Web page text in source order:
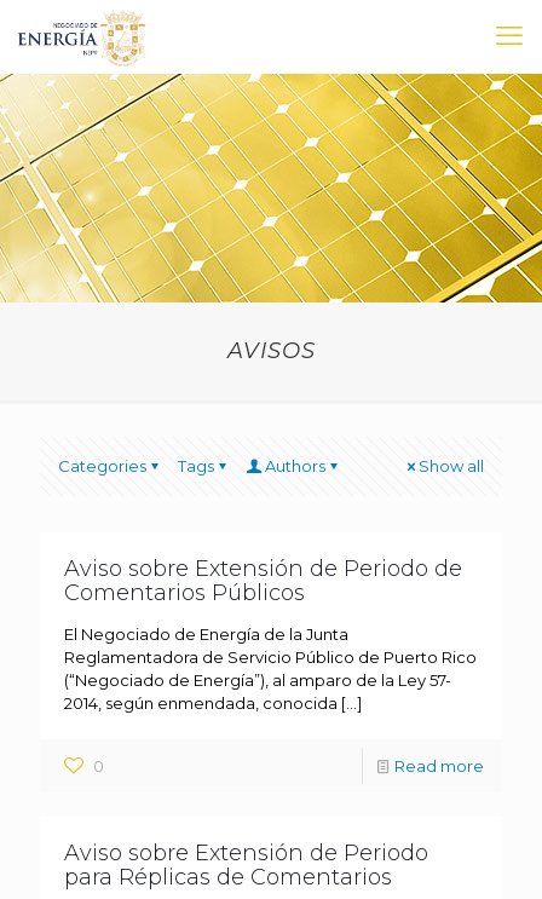
AVISOS
Categories Tags Authors Show all
Aviso sobre Extensión de Periodo de
Comentarios Públicos
El Negociado de Energía de la Junta
Reglamentadora de Servicio Público de Puerto Rico
(“Negociado de Energía”), al amparo de la Ley 57-
2014, según enmendada, conocida […]
0 Read more
Aviso sobre Extensión de Periodo
para Réplicas de Comentarios